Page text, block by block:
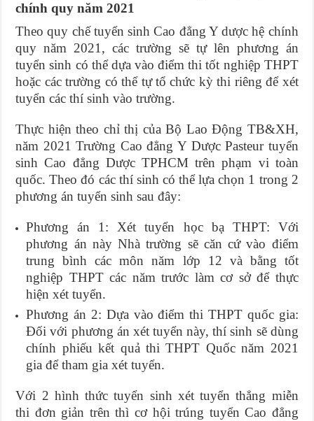
chính quy năm 2021
Theo quy chế tuyển sinh Cao đẳng Y dược hệ chính
quy năm 2021, các trường sẽ tự lên phương án
tuyển sinh có thể dựa vào điểm thi tốt nghiệp THPT
hoặc các trường có thể tự tổ chức kỳ thi riêng để xét
tuyển các thí sinh vào trường.
Thực hiện theo chỉ thị của Bộ Lao Động TB&XH,
năm 2021 Trường Cao đẳng Y Dược Pasteur tuyển
sinh Cao đẳng Dược TPHCM trên phạm vi toàn
quốc. Theo đó các thí sinh có thể lựa chọn 1 trong 2
phương án tuyển sinh sau đây:
Phương án 1: Xét tuyển học bạ THPT: Với
phương án này Nhà trường sẽ căn cứ vào điểm
trung bình các môn năm lớp 12 và bằng tốt
nghiệp THPT các năm trước làm cơ sở để thực
hiện xét tuyển.
Phương án 2: Dựa vào điểm thi THPT quốc gia:
Đối với phương án xét tuyển này, thí sinh sẽ dùng
chính phiếu kết quả thi THPT Quốc năm 2021
gia để tham gia xét tuyển.
Với 2 hình thức tuyển sinh xét tuyển thẳng miễn
thi đơn giản trên thì cơ hội trúng tuyển Cao đẳng